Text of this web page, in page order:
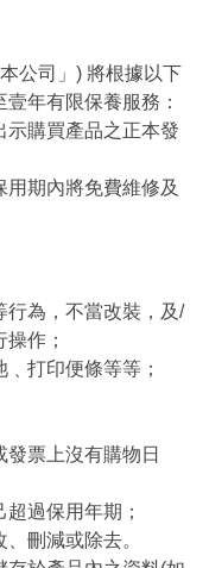
公司」) 將根據以下
年有限保養服務：
示購買產品之正本發
期內將免費維修及
行為，不當改裝，及/
作；
打印便條等等；
票上沒有購物日
過保用年期；
刪減或除去。